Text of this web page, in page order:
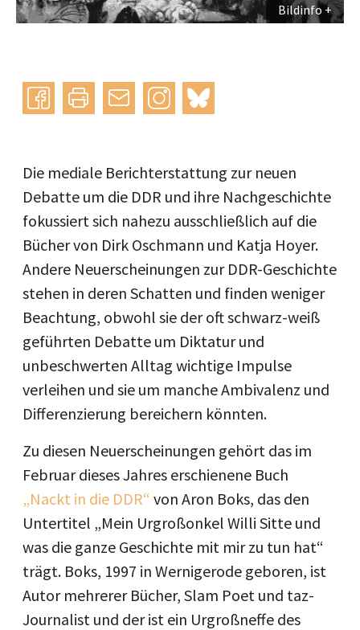
Bildinfo
Instagram
bluesky
Die mediale Berichterstattung zur neuen
Debatte um die DDR und ihre Nachgeschichte
fokussiert sich nahezu ausschließlich auf die
Bücher von Dirk Oschmann und Katja Hoyer.
Andere Neuerscheinungen zur DDR-Geschichte
stehen in deren Schatten und finden weniger
Beachtung, obwohl sie der oft schwarz-weiß
geführten Debatte um Diktatur und
unbeschwerten Alltag wichtige Impulse
verleihen und sie um manche Ambivalenz und
Differenzierung bereichern könnten.
Zu diesen Neuerscheinungen gehört das im
Februar dieses Jahres erschienene Buch
„Nackt in die DDR“ von Aron Boks, das den
Untertitel „Mein Urgroßonkel Willi Sitte und
was die ganze Geschichte mit mir zu tun hat“
trägt. Boks, 1997 in Wernigerode geboren, ist
Autor mehrerer Bücher, Slam Poet und taz-
Journalist und der ist ein Urgroßneffe des